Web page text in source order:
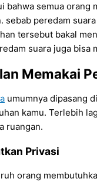
bahwa semua orang
sebab peredam
tersebut bakal
suara juga bisa
Memakai
umumnya dipasang
kamu. Terlebih
ruangan.
Privasi
orang